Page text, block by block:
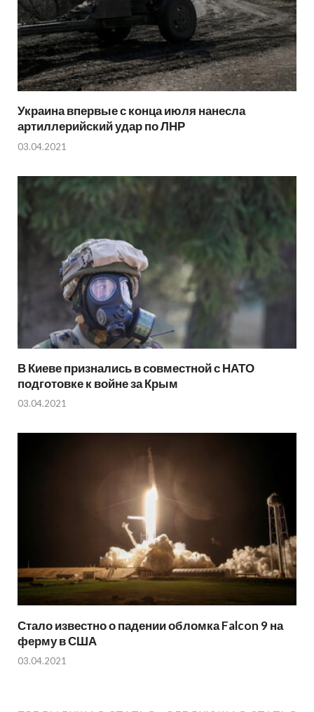
Украина впервые с конца июля нанесла
артиллерийский удар по ЛНР
03.04.2021
В Киеве признались в совместной с НАТО
подготовке к войне за Крым
03.04.2021
Стало известно о падении обломка Falcon 9 на
ферму в США
03.04.2021